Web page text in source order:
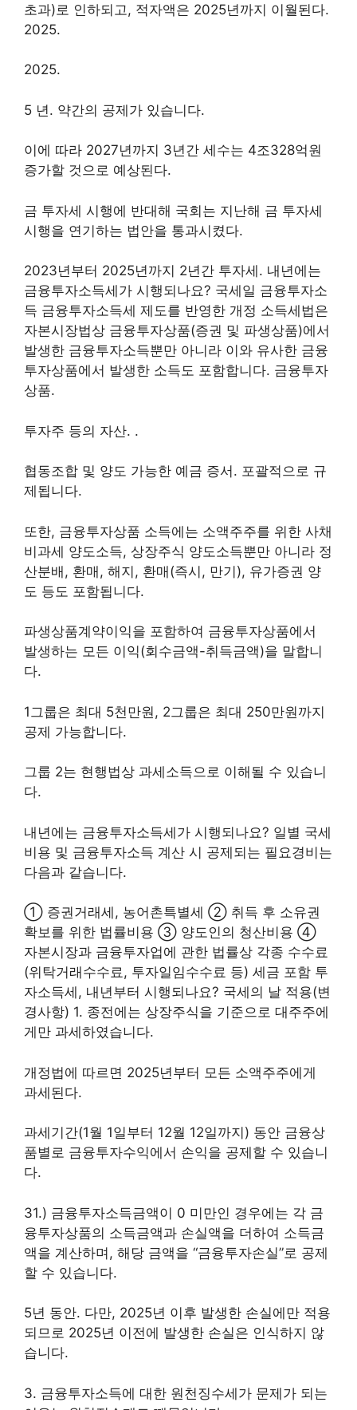
초과)로 인하되고, 적자액은 2025년까지 이월된다.
2025.
2025.
5 년. 약간의 공제가 있습니다.
이에 따라 2027년까지 3년간 세수는 4조328억원
증가할 것으로 예상된다.
금 투자세 시행에 반대해 국회는 지난해 금 투자세
시행을 연기하는 법안을 통과시켰다.
2023년부터 2025년까지 2년간 투자세. 내년에는
금융투자소득세가 시행되나요? 국세일 금융투자소
득 금융투자소득세 제도를 반영한 ​​개정 소득세법은
자본시장법상 금융투자상품(증권 및 파생상품)에서
발생한 금융투자소득뿐만 아니라 이와 유사한 금융
투자상품에서 발생한 소득도 포함합니다. 금융투자
상품.
투자주 등의 자산. .
협동조합 및 양도 가능한 예금 증서. 포괄적으로 규
제됩니다.
또한, 금융투자상품 소득에는 소액주주를 위한 사채
비과세 양도소득, 상장주식 양도소득뿐만 아니라 정
산분배, 환매, 해지, 환매(즉시, 만기), 유가증권 양
도 등도 포함됩니다.
파생상품계약이익을 포함하여 금융투자상품에서
발생하는 모든 이익(회수금액-취득금액)을 말합니
다.
1그룹은 최대 5천만원, 2그룹은 최대 250만원까지
공제 가능합니다.
그룹 2는 현행법상 과세소득으로 이해될 수 있습니
다.
내년에는 금융투자소득세가 시행되나요? 일별 국세
비용 및 금융투자소득 계산 시 공제되는 필요경비는
다음과 같습니다.
① 증권거래세, 농어촌특별세 ② 취득 후 소유권
확보를 위한 법률비용 ③ 양도인의 청산비용 ④
자본시장과 금융투자업에 관한 법률상 각종 수수료
(위탁거래수수료, 투자일임수수료 등) 세금 포함 투
자소득세, 내년부터 시행되나요? 국세의 날 적용(변
경사항) 1. 종전에는 상장주식을 기준으로 대주주에
게만 과세하였습니다.
개정법에 따르면 2025년부터 모든 소액주주에게
과세된다.
과세기간(1월 1일부터 12월 12일까지) 동안 금융상
품별로 금융투자수익에서 손익을 공제할 수 있습니
다.
31.) 금융투자소득금액이 0 미만인 경우에는 각 금
융투자상품의 소득금액과 손실액을 더하여 소득금
액을 계산하며, 해당 금액을 “금융투자손실”로 공제
할 수 있습니다.
5년 동안. 다만, 2025년 이후 발생한 손실에만 적용
되므로 2025년 이전에 발생한 손실은 인식하지 않
습니다.
3. 금융투자소득에 대한 원천징수세가 문제가 되는